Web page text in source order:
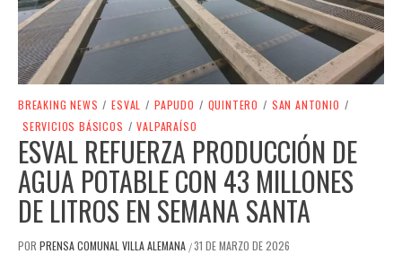
BREAKING NEWS / ESVAL / PAPUDO / QUINTERO / SAN ANTONIO /
SERVICIOS BÁSICOS / VALPARAÍSO
ESVAL REFUERZA PRODUCCIÓN DE
AGUA POTABLE CON 43 MILLONES
DE LITROS EN SEMANA SANTA
POR PRENSA COMUNAL VILLA ALEMANA /31 DE MARZO DE 2026